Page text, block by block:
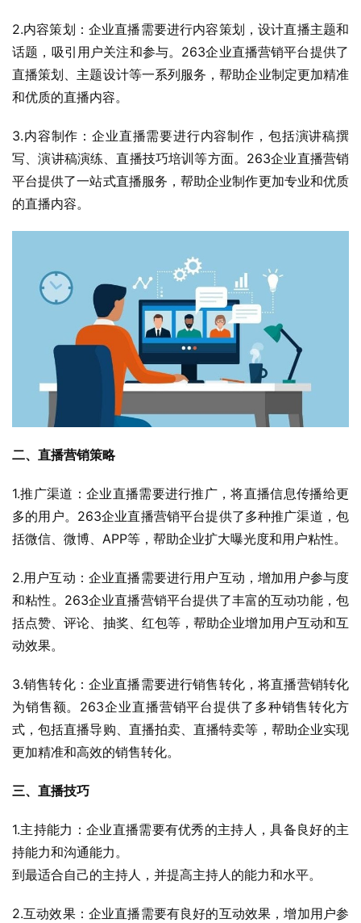
2.内容策划：企业直播需要进行内容策划，设计直播主题和
话题，吸引用户关注和参与。263企业直播营销平台提供了
直播策划、主题设计等一系列服务，帮助企业制定更加精准
和优质的直播内容。
3.内容制作：企业直播需要进行内容制作，包括演讲稿撰
写、演讲稿演练、直播技巧培训等方面。263企业直播营销
平台提供了一站式直播服务，帮助企业制作更加专业和优质
的直播内容。
二、直播营销策略
1.推广渠道：企业直播需要进行推广，将直播信息传播给更
多的用户。263企业直播营销平台提供了多种推广渠道，包
括微信、微博、APP等，帮助企业扩大曝光度和用户粘性。
2.用户互动：企业直播需要进行用户互动，增加用户参与度
和粘性。263企业直播营销平台提供了丰富的互动功能，包
括点赞、评论、抽奖、红包等，帮助企业增加用户互动和互
动效果。
3.销售转化：企业直播需要进行销售转化，将直播营销转化
为销售额。263企业直播营销平台提供了多种销售转化方
式，包括直播导购、直播拍卖、直播特卖等，帮助企业实现
更加精准和高效的销售转化。
三、直播技巧
1.主持能力：企业直播需要有优秀的主持人，具备良好的主
持能力和沟通能力。
到最适合自己的主持人，并提高主持人的能力和水平。
2.互动效果：企业直播需要有良好的互动效果，增加用户参